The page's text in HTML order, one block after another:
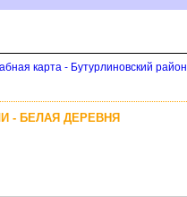
карта - Бутурлиновский район
- БЕЛАЯ ДЕРЕВНЯ